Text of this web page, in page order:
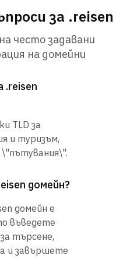
за .reisen
често задавани
на домейни
.reisen
TLD за
и туризъм,
\"пътувания\".
домейн?
домейн е
въведете
търсене,
и завършете